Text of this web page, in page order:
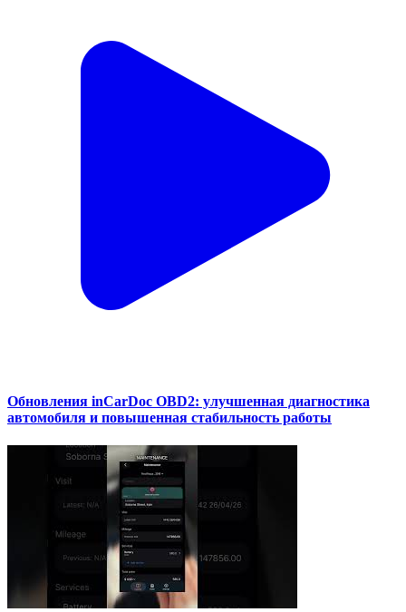
Обновления inCarDoc OBD2: улучшенная диагностика
автомобиля и повышенная стабильность работы